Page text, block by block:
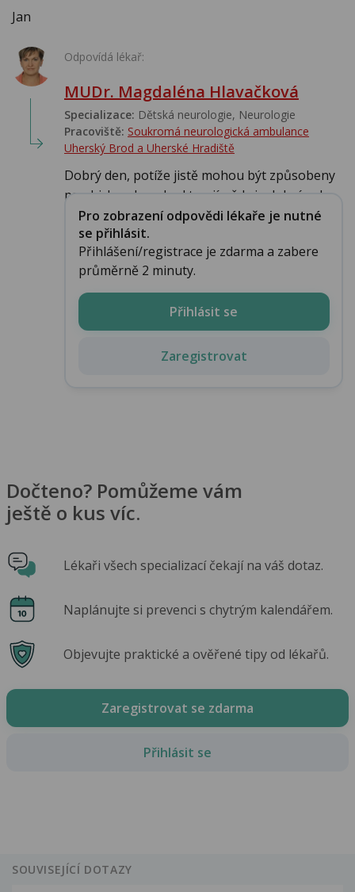
Jan
Odpovídá lékař:
MUDr. Magdaléna Hlavačková
Specializace: Dětská neurologie, Neurologie
Pracoviště: Soukromá neurologická ambulance
Uherský Brod a Uherské Hradiště
Dobrý den, potíže jistě mohou být způsobeny
psychicky, ale pokud trvají, vždy je dobré vylo...
Pro zobrazení odpovědi lékaře je nutné
se přihlásit.
Přihlášení/registrace je zdarma a zabere
průměrně 2 minuty.
Přihlásit se
Zaregistrovat
Dočteno? Pomůžeme vám
ještě o kus víc.
Lékaři všech specializací čekají na váš dotaz.
Naplánujte si prevenci s chytrým kalendářem.
Objevujte praktické a ověřené tipy od lékařů.
Zaregistrovat se zdarma
Přihlásit se
SOUVISEJÍCÍ DOTAZY